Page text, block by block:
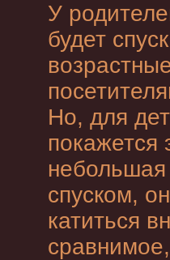
У
будет
Но, для
покажется
небольшая
спуском,
катиться